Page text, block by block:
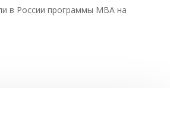
в России программы MBA на